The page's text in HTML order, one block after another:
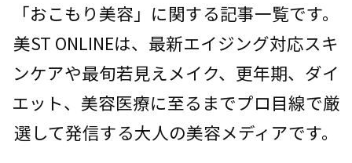
「おこもり美容」に関する記事一覧です。
美ST ONLINEは、最新エイジング対応スキ
ンケアや最旬若見えメイク、更年期、ダイ
エット、美容医療に至るまでプロ目線で厳
選して発信する大人の美容メディアです。